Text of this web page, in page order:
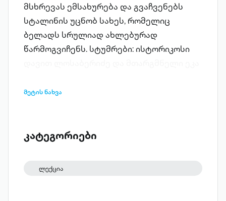
მსხრევას ემსახურება და გვაჩვენებს
სტალინის უცნობ სახეს, რომელიც
ბელადს სრულიად ახლებურად
წარმოგვიჩენს. სტუმრები: ისტორიკოსი
მეტის ნახვა
კატეგორიები
ლექცია